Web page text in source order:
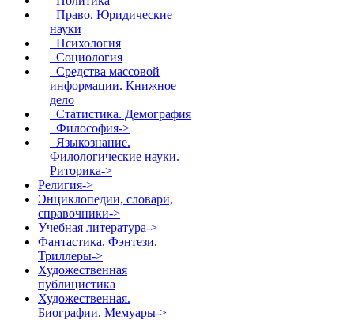
Право. Юридические
науки
Психология
Социология
Средства массовой
информации. Книжное
дело
Статистика. Демография
Философия->
Языкознание.
Филологические науки.
Риторика->
Религия->
Энциклопедии, словари,
справочники->
Учебная литература->
Фантастика. Фэнтези.
Триллеры->
Художественная
публицистика
Художественная.
Биографии. Мемуары->